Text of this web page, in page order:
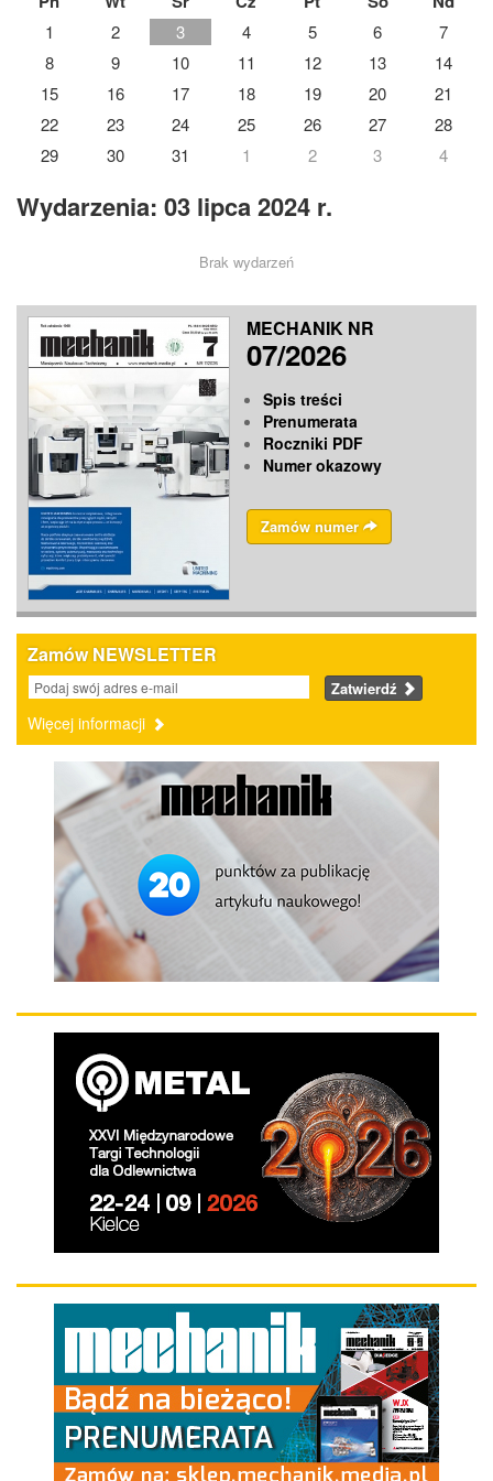
1 2 3 4 5 6
7
8
9 10 11 12 13
14
15
16 17 18 19 20
21
22
23 24 25 26 27
28
29
30 31 1 2 3 4
Wydarzenia: 03 lipca 2024 r.
Brak wydarzeń
MECHANIK NR
07/2026
Spis treści
Prenumerata
Roczniki PDF
Numer okazowy
Zamów numer
Zamów NEWSLETTER
Zatwierdź
Więcej informacji